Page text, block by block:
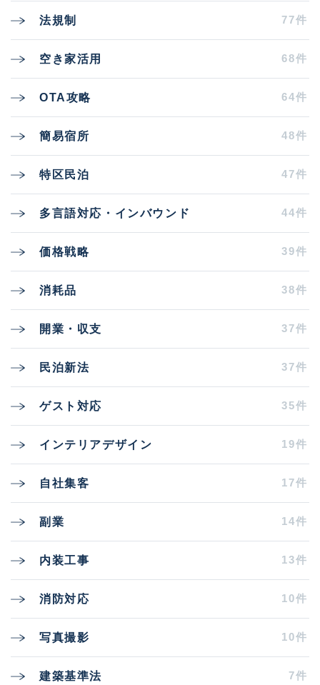
法規制 77件
空き家活用 68件
OTA攻略 64件
簡易宿所 48件
特区民泊 47件
多言語対応・インバウンド 44件
価格戦略 39件
消耗品 38件
開業・収支 37件
民泊新法 37件
ゲスト対応 35件
インテリアデザイン 19件
自社集客 17件
副業 14件
内装工事 13件
消防対応 10件
写真撮影 10件
建築基準法 7件